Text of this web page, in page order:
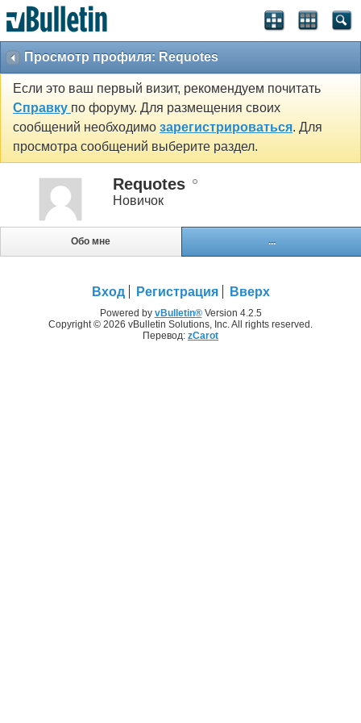
Просмотр профиля: Requotes
Если это ваш первый визит, рекомендуем почитать
Справку по форуму. Для размещения своих
сообщений необходимо зарегистрироваться. Для
просмотра сообщений выберите раздел.
Requotes
Новичок
Обо мне ...
Вход Регистрация Вверх
Powered by vBulletin®Version 4.2.5
Copyright © 2026 vBulletin Solutions, Inc. All rights reserved.
Перевод: zCarot